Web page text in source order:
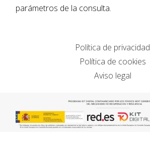
parámetros de la consulta.
Política de privacidad
Política de cookies
Aviso legal